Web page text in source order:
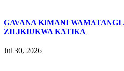
GAVANA KIMANI WAMATANGI
ZILIKIUKWA KATIKA
Jul 30, 2026